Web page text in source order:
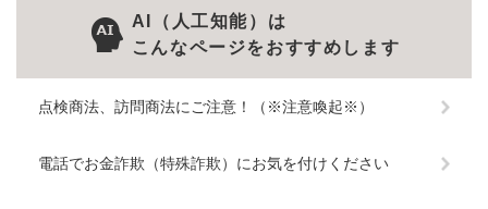
AI（人工知能）は
こんなページをおすすめします
点検商法、訪問商法にご注意！（※注意喚起※）
電話でお金詐欺（特殊詐欺）にお気を付けください